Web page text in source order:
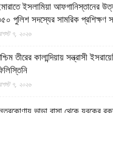
ইসলামিয়া আফগানিস্তানের
পুলিশ সদস্যের সামরিক প্রশিক্ষণ
৭, ২০২৬
তীরের কালান্দিয়ায় সন্ত্রাসী
৭, ২০২৬
ভাড়া বাসা থেকে যুবকের